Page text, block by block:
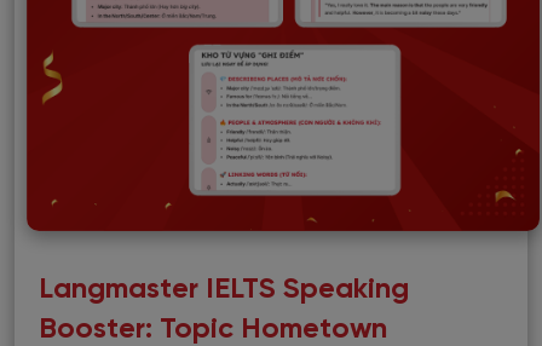
Langmaster IELTS Speaking
Booster: Topic Hometown